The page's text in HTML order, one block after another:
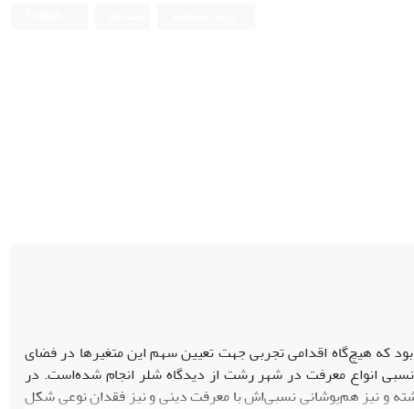
که هیچ‌گاه اقدامی تجربی جهت تعیین سهم این متغیرها در فضای
انواع معرفت در شهر رشت از دیدگاه شلر انجام شده‌است. در
و نیز هم‌پوشانی نسبی‌اش با معرفت دینی و نیز فقدان نوعی شکل